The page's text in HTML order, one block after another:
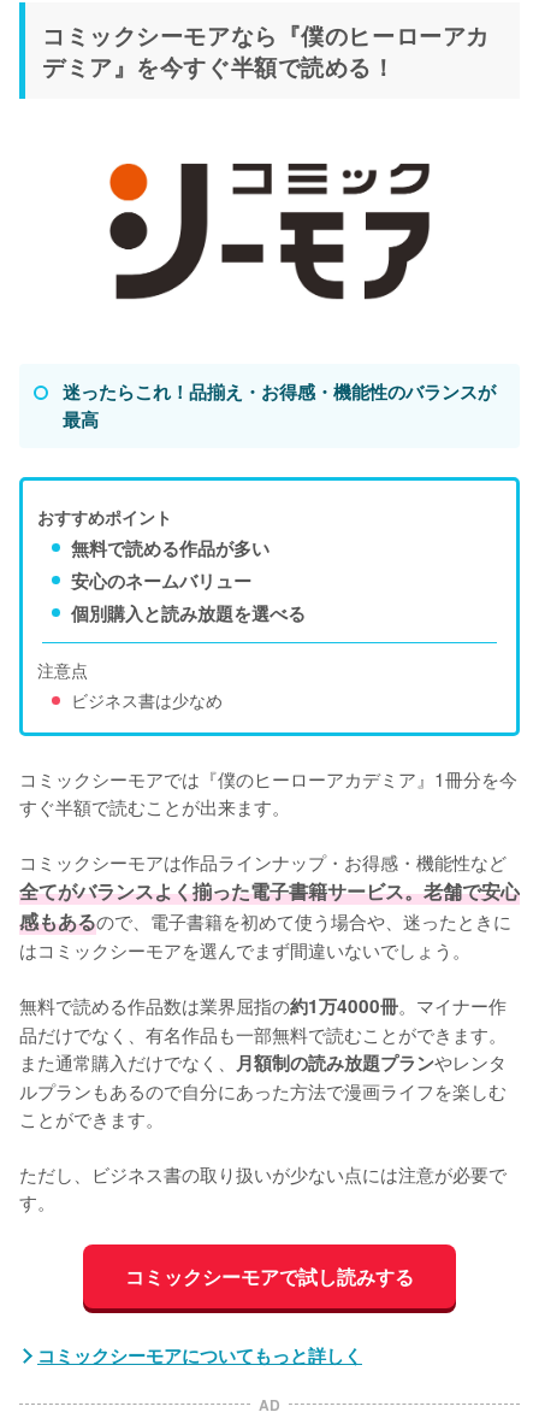
コミックシーモアなら『僕のヒーローアカ
デミア』を今すぐ半額で読める！
迷ったらこれ！品揃え・お得感・機能性のバランスが
最高
おすすめポイント
無料で読める作品が多い
安心のネームバリュー
個別購入と読み放題を選べる
注意点
ビジネス書は少なめ
コミックシーモアでは『僕のヒーローアカデミア』1冊分を今
すぐ半額で読むことが出来ます。
コミックシーモアは作品ラインナップ・お得感・機能性など
全てがバランスよく揃った電子書籍サービス。老舗で安心
感もあるので、電子書籍を初めて使う場合や、迷ったときに
はコミックシーモアを選んでまず間違いないでしょう。
無料で読める作品数は業界屈指の約1万4000冊。マイナー作
品だけでなく、有名作品も一部無料で読むことができます。
また通常購入だけでなく、 月額制の読み放題プランやレンタ
ルプランもあるので自分にあった方法で漫画ライフを楽しむ
ことができます。
ただし、ビジネス書の取り扱いが少ない点には注意が必要で
す。
コミックシーモアで試し読みする
コミックシーモアについてもっと詳しく
AD